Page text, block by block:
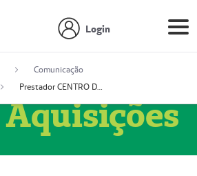
Login
Comunicação
Prestador CENTRO DE ONCOLOGIA